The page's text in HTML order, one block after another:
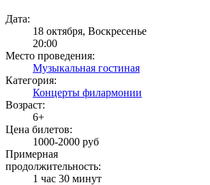
Дата:
18 октября, Воскресенье
20:00
Место проведения:
Музыкальная гостиная
Категория:
Концерты филармонии
Возраст:
6+
Цена билетов:
1000-2000 руб
Примерная
продолжительность:
1 час 30 минут